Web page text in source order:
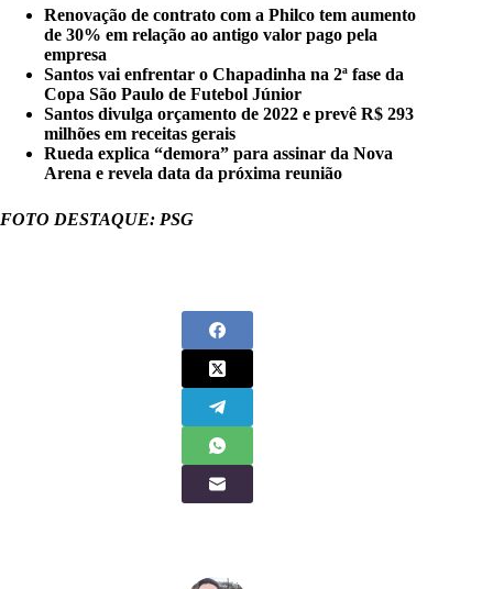
Renovação de contrato com a Philco tem aumento
de 30% em relação ao antigo valor pago pela
empresa
Santos vai enfrentar o Chapadinha na 2ª fase da
Copa São Paulo de Futebol Júnior
Santos divulga orçamento de 2022 e prevê R$ 293
milhões em receitas gerais
Rueda explica “demora” para assinar da Nova
Arena e revela data da próxima reunião
FOTO DESTAQUE: PSG